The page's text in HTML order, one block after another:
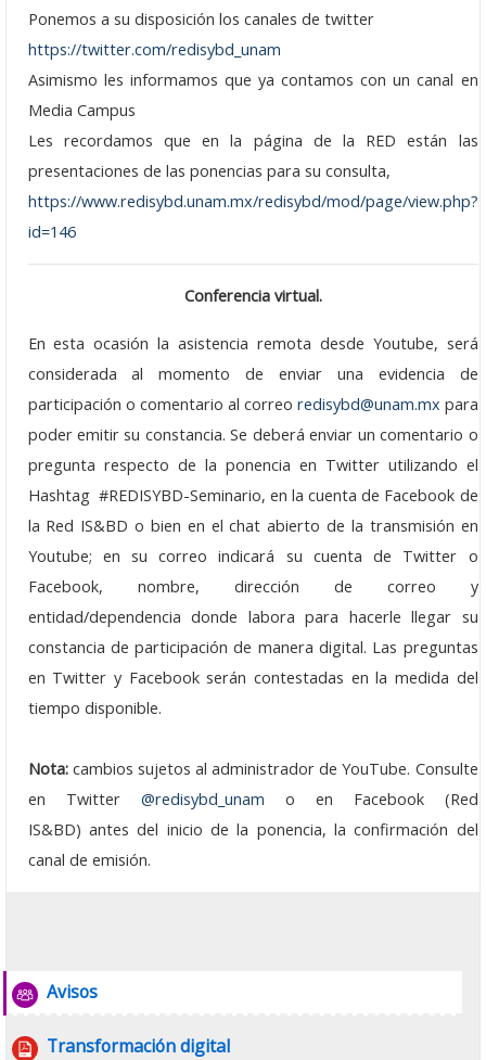
2022
2021
2019
2018
2017
2016
Encuentros
Encuentro 2015
Encuentro 2007
Ponencias
Videos
Sitios de Interes
Enterate en linea
Dirección de Sistemas
Sociedad de la Información y el C.
Uso de Software Libre
Catálogo del Software Libre
Ponemos a su disposición los canales de twitter
https://twitter.com/redisybd_unam
Asimismo les informamos que ya contamos con un canal en
Media Campus
Les recordamos que en la página de la RED están las
presentaciones de las ponencias para su consulta,
https://www.redisybd.unam.mx/redisybd/mod/page/view.php?
id=146
Conferencia virtual.
En esta ocasión la asistencia remota desde Youtube, será
considerada al momento de enviar una evidencia de
participación o comentario al correo redisybd@unam.mx para
poder emitir su constancia. Se deberá enviar un comentario o
pregunta respecto de la ponencia en Twitter utilizando el
Hashtag #REDISYBD-Seminario, en la cuenta de Facebook de
la Red IS&BD o bien en el chat abierto de la transmisión en
Youtube; en su correo indicará su cuenta de Twitter o
Facebook, nombre, dirección de correo y
entidad/dependencia donde labora para hacerle llegar su
constancia de participación de manera digital. Las preguntas
en Twitter y Facebook serán contestadas en la medida del
tiempo disponible.
Nota:cambios sujetos al administrador de YouTube. Consulte
en Twitter @redisybd_unam o en Facebook (Red
IS&BD) antes del inicio de la ponencia, la confirmación del
canal de emisión.
Avisos
Foro
Transformación digital
Archivo